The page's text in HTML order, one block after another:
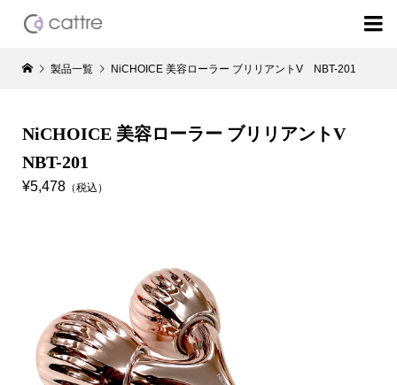

製品一覧 NiCHOICE 美容ローラー ブリリアントV NBT-201
NiCHOICE 美容ローラー ブリリアントV
NBT-201
¥5,478（税込）